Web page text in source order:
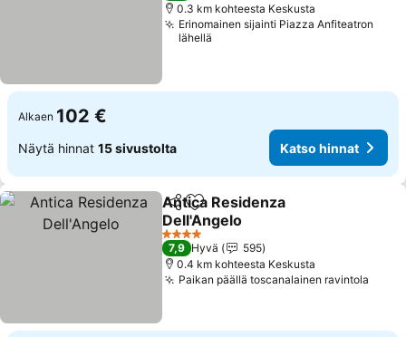
0.3 km kohteesta Keskusta
Erinomainen sijainti Piazza Anfiteatron
lähellä
Alkaen 102 €
Näytä hinnat 15 sivustolta Katso hinnat
Jaa Lisää suosikkeihin
Antica Residenza
Dell'Angelo
Katso hinnat
4 Tähtiluokitus
7,9 Hyvä
595
0.4 km kohteesta Keskusta
Paikan päällä toscanalainen ravintola